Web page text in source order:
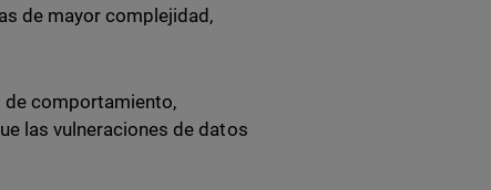
de mayor complejidad,
de comportamiento,
las vulneraciones de datos